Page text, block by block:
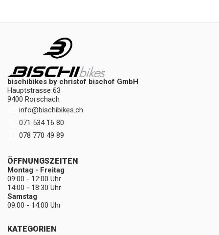
bischibikes by christof bischof GmbH
Hauptstrasse 63
9400 Rorschach
info@bischibikes.ch
071 534 16 80
078 770 49 89
KATEGORIEN
ÖFFNUNGSZEITEN
Montag - Freitag
09:00 - 12:00 Uhr
14:00 - 18:30 Uhr
Samstag
09:00 - 14:00 Uhr